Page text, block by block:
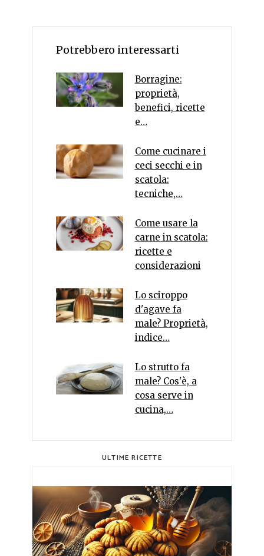
Potrebbero interessarti
Borragine:
proprietà,
benefici, ricette
e…
Come cucinare i
ceci secchi e in
scatola:
tecniche,…
Come usare la
carne in scatola:
ricette e
considerazioni
Lo sciroppo
d'agave fa
male? Proprietà,
indice…
Lo strutto fa
male? Cos'è, a
cosa serve in
cucina,…
ULTIME RICETTE